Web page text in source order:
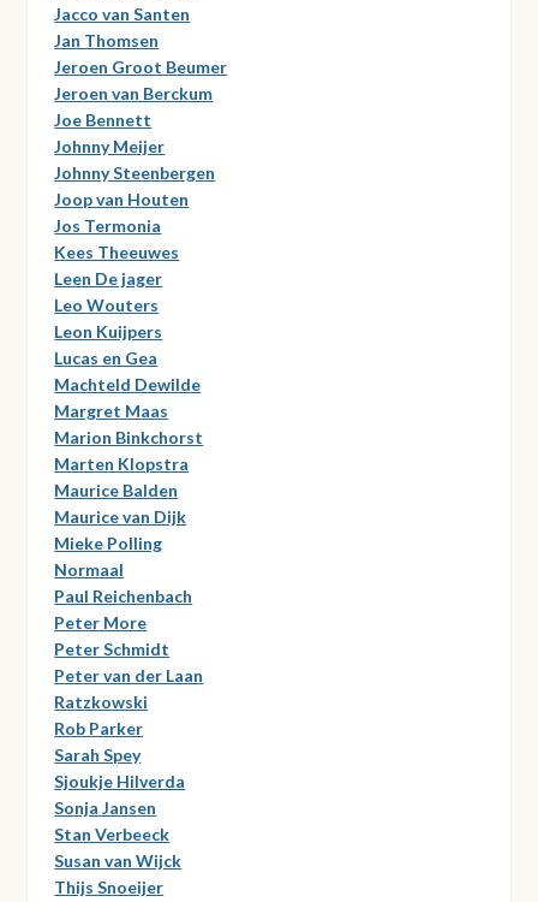
Jacco van Santen
Jan Thomsen
Jeroen Groot Beumer
Jeroen van Berckum
Joe Bennett
Johnny Meijer
Johnny Steenbergen
Joop van Houten
Jos Termonia
Kees Theeuwes
Leen De jager
Leo Wouters
Leon Kuijpers
Lucas en Gea
Machteld Dewilde
Margret Maas
Marion Binkchorst
Marten Klopstra
Maurice Balden
Maurice van Dijk
Mieke Polling
Normaal
Paul Reichenbach
Peter More
Peter Schmidt
Peter van der Laan
Ratzkowski
Rob Parker
Sarah Spey
Sjoukje Hilverda
Sonja Jansen
Stan Verbeeck
Susan van Wijck
Thijs Snoeijer